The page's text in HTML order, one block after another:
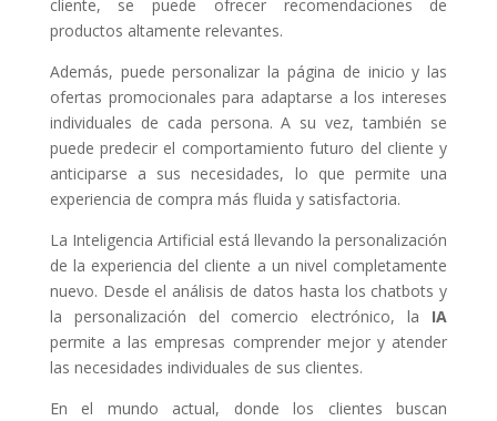
cliente, se puede ofrecer recomendaciones de
productos altamente relevantes.
Además, puede personalizar la página de inicio y las
ofertas promocionales para adaptarse a los intereses
individuales de cada persona. A su vez, también se
puede predecir el comportamiento futuro del cliente y
anticiparse a sus necesidades, lo que permite una
experiencia de compra más fluida y satisfactoria.
La Inteligencia Artificial está llevando la personalización
de la experiencia del cliente a un nivel completamente
nuevo. Desde el análisis de datos hasta los chatbots y
la personalización del comercio electrónico, la IA
permite a las empresas comprender mejor y atender
las necesidades individuales de sus clientes.
En el mundo actual, donde los clientes buscan